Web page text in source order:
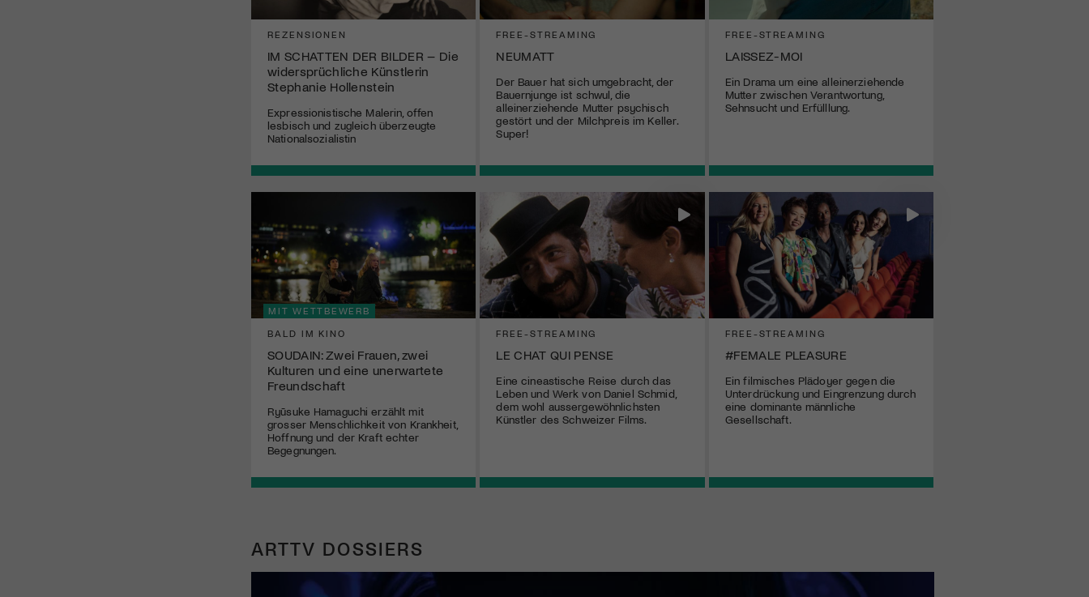
REZENSIONEN
IM SCHATTEN DER BILDER – Die
widersprüchliche Künstlerin
Stephanie Hollenstein
Expressionistische Malerin, offen
lesbisch und zugleich überzeugte
Nationalsozialistin
FREE-STREAMING
NEUMATT
Der Bauer hat sich umgebracht, der
Bauernjunge ist schwul, die
alleinerziehende Mutter psychisch
gestört und der Milchpreis im Keller.
Super!
FREE-STREAMING
LAISSEZ-MOI
Ein Drama um eine alleinerziehende
Mutter zwischen Verantwortung,
Sehnsucht und Erfülllung.
MIT WETTBEWERB
BALD IM KINO
SOUDAIN: Zwei Frauen, zwei
Kulturen und eine unerwartete
Freundschaft
Ryūsuke Hamaguchi erzählt mit
grosser Menschlichkeit von Krankheit,
Hoffnung und der Kraft echter
Begegnungen.
FREE-STREAMING
LE CHAT QUI PENSE
Eine cineastische Reise durch das
Leben und Werk von Daniel Schmid,
dem wohl aussergewöhnlichsten
Künstler des Schweizer Films.
FREE-STREAMING
#FEMALE PLEASURE
Ein filmisches Plädoyer gegen die
Unterdrückung und Eingrenzung durch
eine dominante männliche
Gesellschaft.
ARTTV DOSSIERS